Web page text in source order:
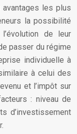
les plus
la possibilité
de leur
passer du régime
individuelle à
à celui des
et l’impôt sur
: niveau de
d’investissement